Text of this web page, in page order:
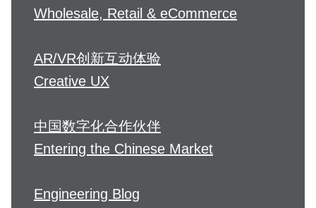
Wholesale, Retail & eCommerce
AR/VR创新互动体验
Creative UX
中国数字化合作伙伴
Entering the Chinese Market
Engineering Blog